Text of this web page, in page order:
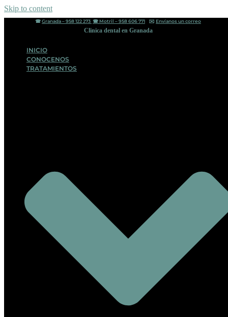
Skip to content
☎︎Granada – 958 122 273 ☎︎ Motril – 958 606 771 ✉️ Envíanos un correo
Clinica dental en Granada
INICIO
CONOCENOS
TRATAMIENTOS